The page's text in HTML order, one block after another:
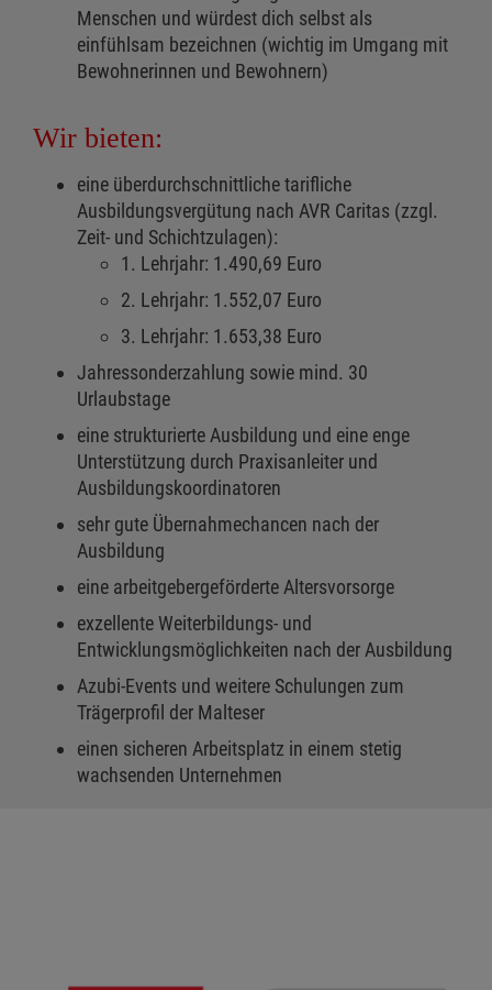
Menschen und würdest dich selbst als
einfühlsam bezeichnen (wichtig im Umgang mit
Bewohnerinnen und Bewohnern)
Wir bieten:
eine überdurchschnittliche tarifliche
Ausbildungsvergütung nach AVR Caritas (zzgl.
Zeit- und Schichtzulagen):
1. Lehrjahr: 1.490,69 Euro
2. Lehrjahr: 1.552,07 Euro
3. Lehrjahr: 1.653,38 Euro
Jahressonderzahlung sowie mind. 30
Urlaubstage
eine strukturierte Ausbildung und eine enge
Unterstützung durch Praxisanleiter und
Ausbildungskoordinatoren
sehr gute Übernahmechancen nach der
Ausbildung
eine arbeitgebergeförderte Altersvorsorge
exzellente Weiterbildungs- und
Entwicklungsmöglichkeiten nach der Ausbildung
Azubi-Events und weitere Schulungen zum
Trägerprofil der Malteser
einen sicheren Arbeitsplatz in einem stetig
wachsenden Unternehmen